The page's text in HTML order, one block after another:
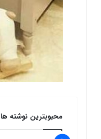
محبوبترین نوشته ها